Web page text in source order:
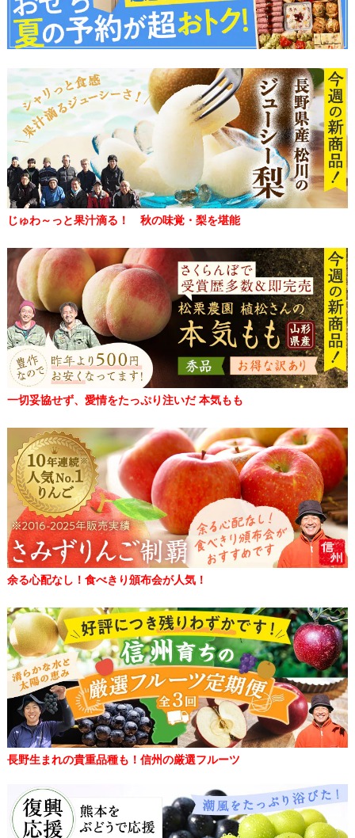
じゅわ～っと果汁滴る！ 秋の味覚・梨を堪能
一切妥協せず、愛情をたっぷり注いだ 本気もも
余る心配なし！食べきり頒布会が人気！
長野生まれの貴重品種も！信州の厳選フルーツ